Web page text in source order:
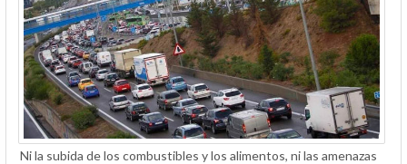
Ni la subida de los combustibles y los alimentos, ni las amenazas